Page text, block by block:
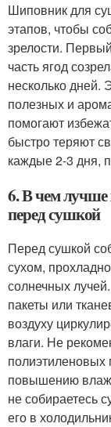
Шиповник для
этапов, чтобы
зрелости.
часть ягод
несколько дней.
полезных и
помогают
быстро теряют
каждые 2-3 дня,
6. В чем
перед сушкой
Перед сушкой
сухом,
солнечных
пакеты или
воздуху
влаги. Не
полиэтиленовых
повышению
не собираетесь
его в